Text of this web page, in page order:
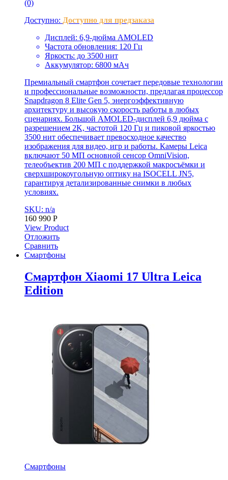
(0)
Доступно: Доступно для предзаказа
Дисплей: 6,9-дюйма AMOLED
Частота обновления: 120 Гц
Яркость: до 3500 нит
Аккумулятор: 6800 мАч
Премиальный смартфон сочетает передовые технологии
и профессиональные возможности, предлагая процессор
Snapdragon 8 Elite Gen 5, энергоэффективную
архитектуру и высокую скорость работы в любых
сценариях. Большой AMOLED-дисплей 6,9 дюйма с
разрешением 2K, частотой 120 Гц и пиковой яркостью
3500 нит обеспечивает превосходное качество
изображения для видео, игр и работы. Камеры Leica
включают 50 МП основной сенсор OmniVision,
телеобъектив 200 МП с поддержкой макросъёмки и
сверхширокоугольную оптику на ISOCELL JN5,
гарантируя детализированные снимки в любых
условиях.
SKU: n/a
160 990 Р
View Product
Отложить
Сравнить
Смартфоны
Смартфон Xiaomi 17 Ultra Leica
Edition
Смартфоны